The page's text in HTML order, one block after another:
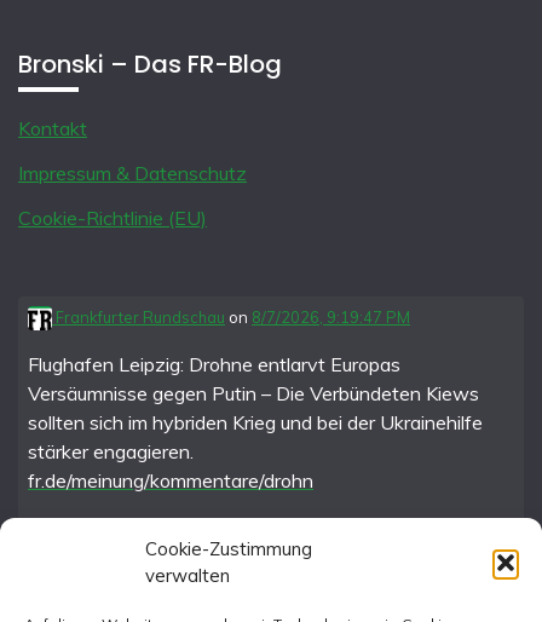
Cookie-Zustimmung
verwalten
Bronski – Das FR-Blog
Kontakt
Impressum & Datenschutz
Cookie-Richtlinie (EU)
Frankfurter Rundschau on 8/7/2026, 9:19:47 PM
Flughafen Leipzig: Drohne entlarvt Europas
Versäumnisse gegen Putin – Die Verbündeten Kiews
sollten sich im hybriden Krieg und bei der Ukrainehilfe
stärker engagieren.
fr.de/meinung/kommentare/drohn